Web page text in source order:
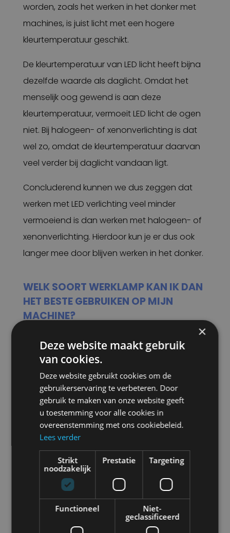
worden, zoals het werken in het donker met
machines, is juist licht met een hogere
kleurtemperatuur geschikt.
De kleurtemperatuur van LED licht heeft bijna
dezelfde waarde als daglicht. Omdat het
menselijk oog gewend is aan deze
kleurtemperatuur, vermoeit LED licht de ogen
niet. Bij halogeen- of xenonverlichting is dat
wel zo, omdat de kleurtemperatuur daarvan
veel verder bij daglicht vandaan ligt.
Concluderend kunnen we dus zeggen dat
werken met LED verlichting veel minder
vermoeiend is dan werken met halogeen- of
xenonverlichting. Hierdoor kun je er dus ook
langer mee door blijven werken in het donker.
WELK SOORT WERKLAMP KAN IK DAN
HET BESTE GEBRUIKEN OP MIJN
MACHINE?
Niet voor niets adviseren wij onze klanten dan
ook altijd om voor LED werklampen te kiezen.
Hoewel de aanschafprijs vaak hoger ligt dan
die van halogeenlampen (maar weer lager
dan xenonlampen), betalen de voordelen
van LED verlichting zich heel snel terug.
Door de lange levensduur van de LED diodes
gaan deze in principe net zolang mee als het
voertuig zelf. Je hoeft dus nooit meer lampen
te vervangen. Het lage energieverbruik is
terug te zien in het brandstofverbruik van het
×
Deze website maakt gebruik
van cookies.
Deze website gebruikt cookies om de
gebruikerservaring te verbeteren. Door
gebruik te maken van onze website geeft
u toestemming voor alle cookies in
overeenstemming met ons cookiebeleid.
Lees verder
Strikt
noodzakelijk
Prestatie Targeting
Functioneel
Niet-
geclassificeerd